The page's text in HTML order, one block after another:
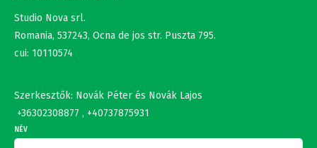
Studio Nova srl.
Romania, 537243, Ocna de jos str. Puszta 795.
cui: 10110574
Szerkesztők: Novák Péter és Novák Lajos
+36302308877 , +40737875931
NÉV